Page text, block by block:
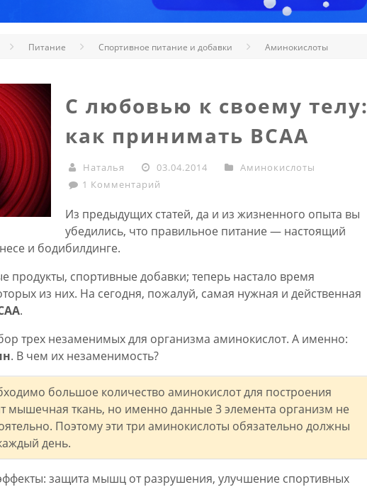
Питание Спортивное питание и добавки Аминокислоты
С любовью к своему телу:
как принимать BCAA
Наталья 03.04.2014
Аминокислоты
1 Комментарий
Из предыдущих статей, да и из жизненного опыта вы
убедились, что правильное питание — настоящий
и бодибилдинге.
продукты, спортивные добавки; теперь настало время
из них. На сегодня, пожалуй, самая нужная и действенная
.
трех незаменимых для организма аминокислот. А именно:
. В чем их незаменимость?
большое количество аминокислот для построения
мышечная ткань, но именно данные 3 элемента организм не
Поэтому эти три аминокислоты обязательно должны
день.
защита мышц от разрушения, улучшение спортивных